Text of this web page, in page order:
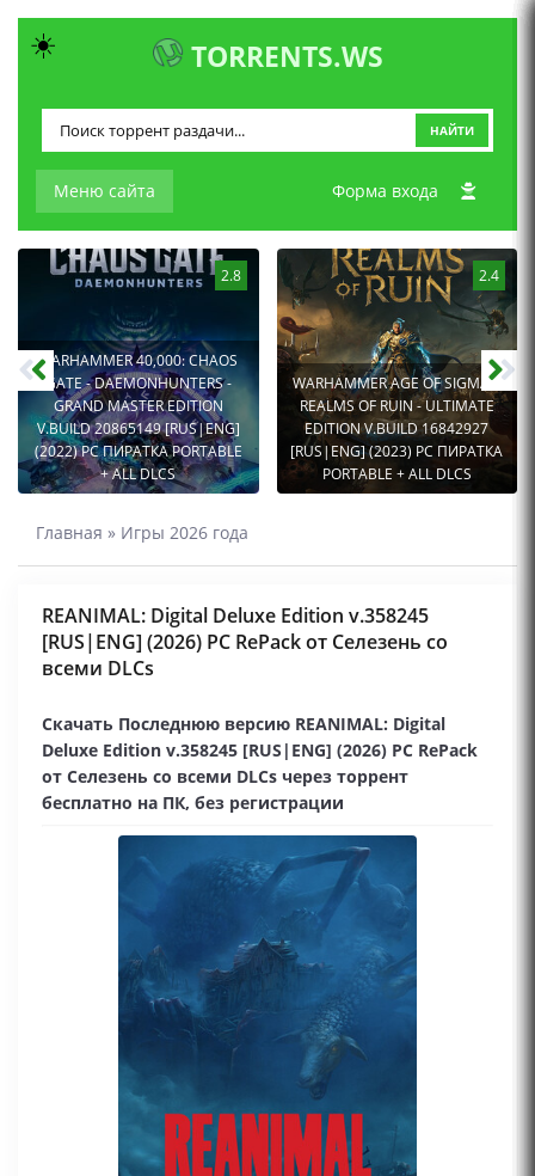
TORRENTS.WS
Меню сайта
НАЙТИ
Форма входа
2.8
WARHAMMER 40,000: CHAOS
GATE - DAEMONHUNTERS -
GRAND MASTER EDITION
V.BUILD 20865149 [RUS|ENG]
(2022) PC ПИРАТКА PORTABLE
+ ALL DLCS
2.4
WARHAMMER AGE OF SIGMAR:
REALMS OF RUIN - ULTIMATE
EDITION V.BUILD 16842927
[RUS|ENG] (2023) PC ПИРАТКА
PORTABLE + ALL DLCS
Главная » Игры 2026 года
REANIMAL: Digital Deluxe Edition v.358245
[RUS|ENG] (2026) PC RePack от Селезень со
всеми DLCs
Скачать Последнюю версию REANIMAL: Digital
Deluxe Edition v.358245 [RUS|ENG] (2026) PC RePack
от Селезень со всеми DLCs через торрент
бесплатно на ПК, без регистрации
☀️